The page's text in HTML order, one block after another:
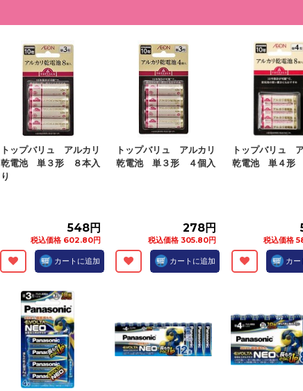
トップバリュ アルカリ
乾電池 単３形 ８本入
り
548円
税込価格 602.80円
カートに追加
トップバリュ アルカリ
乾電池 単３形 ４個入
278円
税込価格 305.80円
カートに追加
トップバリュ
乾電池 単４形
税込価格
カー